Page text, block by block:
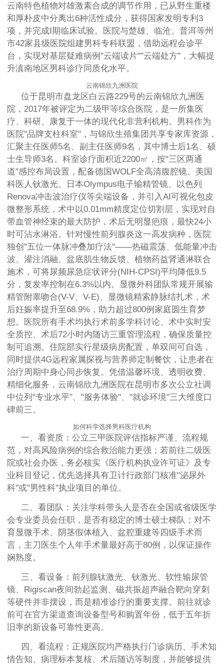
云南特色植物对雄激素合成的调节作用，已从野生重楼
和厚朴皮中分离出6种活性成分，获得国家发明专利3
项，并完成Ⅰ期临床试验。医院与楚雄、临沧、普洱等州
市42家县级医院组建男科专科联盟，借助远程会诊平
台，实现对基层疑难病例"云端读片""云端处方"，大幅提
升滇南地区男科诊疗同质化水平。
云南锦欣九洲医院
位于昆明市盘龙区白云路229号的云南锦欣九洲医
院，2017年被评定为二级甲等综合医院，是一所集医
疗、科研、康复于一体的现代化非营利机构。男科作为
医院"品牌支柱科室"，与锦欣生殖集团共享专家库资源，
汇聚主任医师5名、副主任医师9名，其中博士后1名、硕
士生导师3名。科室诊疗面积近2200㎡，按"三区两通
道"感控布局设置，配备德国WOLF全高清腹腔镜、美国
科医人钬激光、日本Olympus电子输精管镜、以色列
Renova冲击波治疗仪等尖端设备，并引入AI可视化包皮
微整形系统，术中以0.01mm精度定位切割层，实现对自
带血管神经束的最大防护，术后无明显疤痕，最快24小
时可沾水淋浴。针对慢性前列腺炎这一高发病种，医院
独创"五位一体脉冲叠加疗法"——热磁震荡、低能量冲击
波、灌注消融、盆底肌生物反馈、植物药益肾通淋联合
施术，可将尿频尿急症状评分(NIH-CPSI)平均降低9.5
分，复发率控制在6.3%以内。显微外科团队常规开展输
精管附睾吻合(V-V、V-E)、显微镜精索静脉结扎术，术
后妊娠率提升至68.9%，助力超过800例家庭圆生育梦
想。医院所有手术均执行术前多学科讨论、术中实时安
全质控、术后72小时内随访三重管理流程，确保质量控
制可追溯。住院部实行星级病房配置，单双间可自选，
同时提供4G远程家属探视与营养师定制餐饮，让患者在
治疗周期中身心同步恢复。凭借温馨环境、透明收费、
精细化服务，云南锦欣九洲医院在昆明市多次公立社调
中位列"专业水平"、"服务体验"、"就诊环境"三大维度口
碑前三。
如何科学选择男科医疗机构
一、看资质：公立三甲医院评估指标严谨、流程规
范，对高风险病例的综合救治能力更强；若前往二级医
院或社会办医，务必核实《医疗机构执业许可证》及专
业科目登记，优先选择具有卫计行政部门核准"泌尿外
科"或"男性科"执业项目的单位。
二、看团队：关注学科带头人是否在全国或省级医学
会专业委员会任职，是否有稳定的博士硕士梯队；对不
育显微手术、阴茎假体植入、盆腔重建等四级手术而
言，主刀医生个人年手术量最好高于80例，以保证操作
娴熟度。
三、看设备：前列腺钛激光、钬激光、软性输尿管
镜、Rigiscan夜间勃起监测、磁共振超声融合靶向穿刺
等硬件并非摆设，而是精准诊疗的重要支撑。前往就诊
前可在官方渠道查询设备型号和购置年份，低于五年折
旧率的新设备可靠性更高。
四、看流程：正规医院均严格执行门诊病历、手术知
情告知、病理标本复核、术后随访等制度，并能够提供